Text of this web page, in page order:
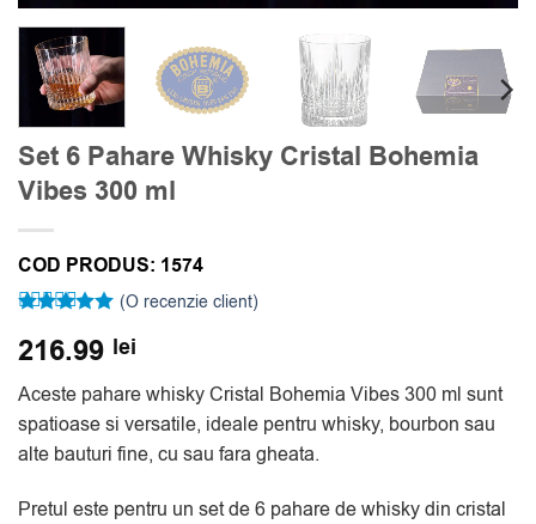
Set 6 Pahare Whisky Cristal Bohemia
Vibes 300 ml
COD PRODUS: 1574
5din 5 pe
singure
(O recenzie client)
216.99 lei
Aceste pahare whisky Cristal Bohemia Vibes 300 ml sunt
spatioase si versatile, ideale pentru whisky, bourbon sau
alte bauturi fine, cu sau fara gheata.
Pretul este pentru un set de 6 pahare de whisky din cristal